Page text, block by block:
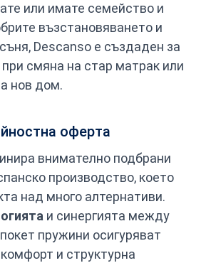
или имате семейство и
възстановяването и
Descanso е създаден за
смяна на стар матрак или
нов дом.
оферта
внимателно подбрани
производство, което
над много алтернативи.
и синергията между
пружини осигуряват
и структурна